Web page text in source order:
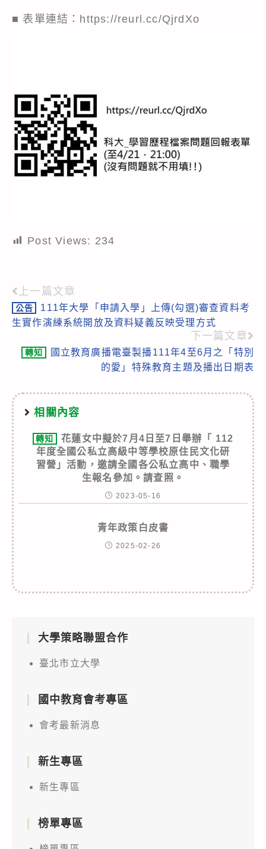
■ 表單連結： https://reurl.cc/QjrdXo
Post Views: 234
Read
more
上一篇文章
公告
111年大學「申請入學」上傳(勾選)審查資料考
生實作演練系統開放及資料疑義反映受理方式
下一篇文章
轉知
國立教育廣播電臺製播111年4至6月之「特別
的愛」特殊教育主題及播出日期表
相關內容
轉知
花蓮女中擬於7月4日至7日舉辦「 112
年度全國公私立高級中等學校原住民文化研
習營」活動，邀請全國各公私立高中、職學
生報名參加。請查照。
2023-05-16
青年政策白皮書
2025-02-26
大學策略聯盟合作
臺北市立大學
國中教育會考專區
會考最新消息
新生專區
新生專區
榜單專區